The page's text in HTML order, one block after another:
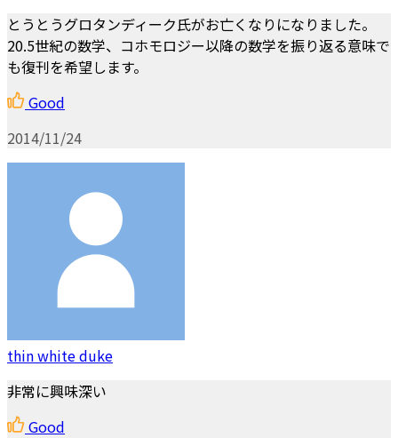
とうとうグロタンディーク氏がお亡くなりになりました。
20.5世紀の数学、コホモロジー以降の数学を振り返る意味で
も復刊を希望します。
Good
2014/11/24
thin white duke
非常に興味深い
Good